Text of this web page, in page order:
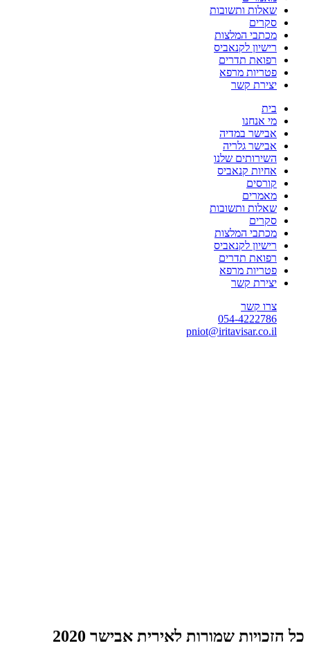
שאלות ותשובות
סקרים
מכתבי המלצות
רישיון לקנאביס
רפואת תדרים
פטריות מרפא
יצירת קשר
בית
מי אנחנו
אבישר במדיה
אבישר גלריה
השירותים שלנו
אחיות קנאביס
קורסים
מאמרים
שאלות ותשובות
סקרים
מכתבי המלצות
רישיון לקנאביס
רפואת תדרים
פטריות מרפא
יצירת קשר
צרו קשר
054-4222786
pniot@iritavisar.co.il
כל הזכויות שמורות לאירית אבישר 2020